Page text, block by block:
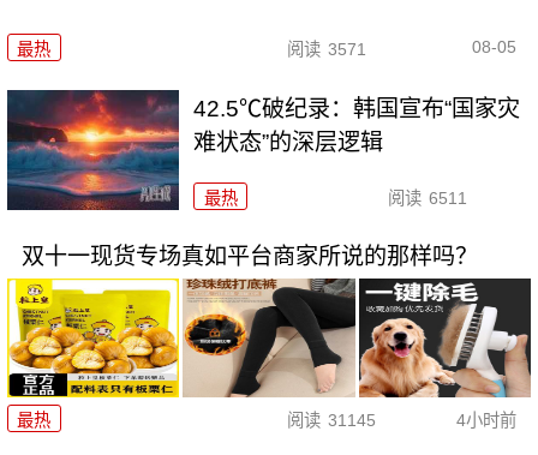
最热 阅读 3571 08-05
42.5℃破纪录：韩国宣布“国家灾
难状态”的深层逻辑
最热 阅读 6511
双十一现货专场真如平台商家所说的那样吗？
最热 阅读 31145 4小时前